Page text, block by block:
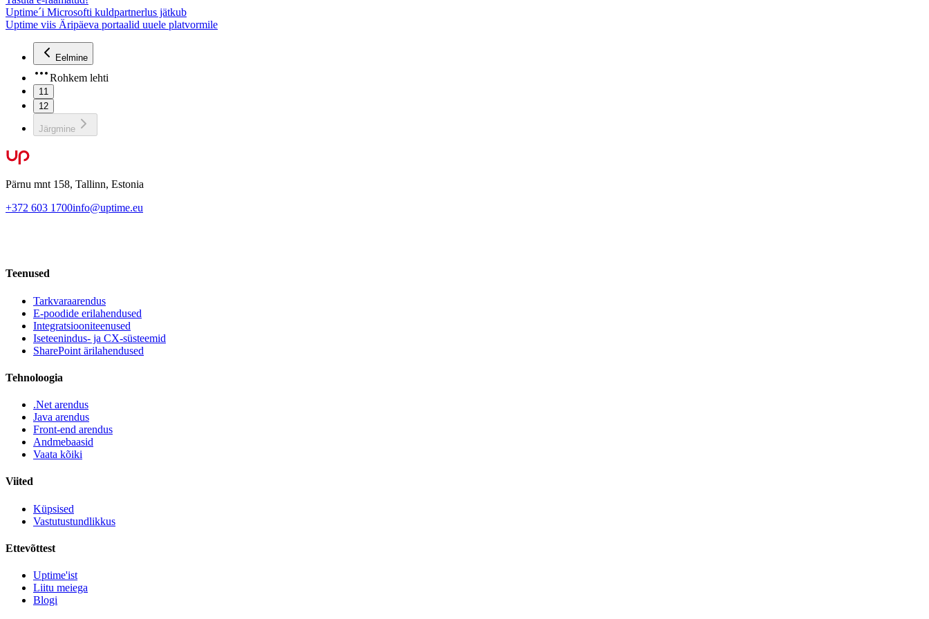
Uptime´i Microsofti kuldpartnerlus jätkub
Uptime viis Äripäeva portaalid uuele platvormile
Eelmine
Rohkem lehti
11
12
Järgmine
Pärnu mnt 158, Tallinn, Estonia
+372 603 1700info@uptime.eu
Teenused
Tarkvaraarendus
E-poodide erilahendused
Integratsiooniteenused
Iseteenindus- ja CX-süsteemid
SharePoint ärilahendused
Tehnoloogia
.Net arendus
Java arendus
Front-end arendus
Andmebaasid
Vaata kõiki
Viited
Küpsised
Vastutustundlikkus
Ettevõttest
Uptime'ist
Liitu meiega
Blogi